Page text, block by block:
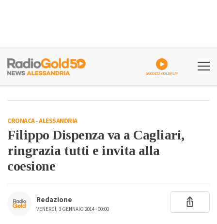
ASCOLTA GOLDPLAY
CRONACA-ALESSANDRIA
Filippo Dispenza va a Cagliari,
ringrazia tutti e invita alla
coesione
Redazione
VENERDÌ, 3 GENNAIO 2014 - 00:00